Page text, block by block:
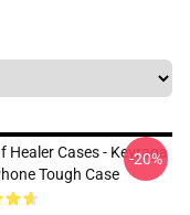
Healer Cases - Keyraga
Tough Case
-20%